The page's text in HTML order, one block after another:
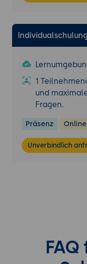
Individualschulung
1
und
Fragen.
Präsenz Online
Unverbindlich